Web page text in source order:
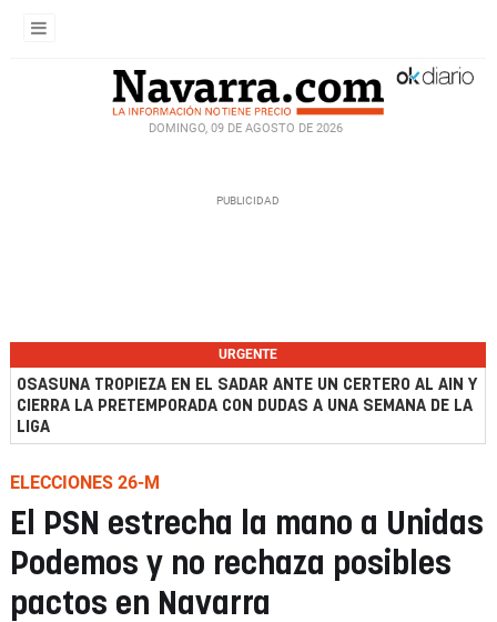
DOMINGO, 09 DE AGOSTO DE 2026
URGENTE
OSASUNA TROPIEZA EN EL SADAR ANTE UN CERTERO AL AIN Y
CIERRA LA PRETEMPORADA CON DUDAS A UNA SEMANA DE LA
LIGA
ELECCIONES 26-M
El PSN estrecha la mano a Unidas
Podemos y no rechaza posibles
pactos en Navarra